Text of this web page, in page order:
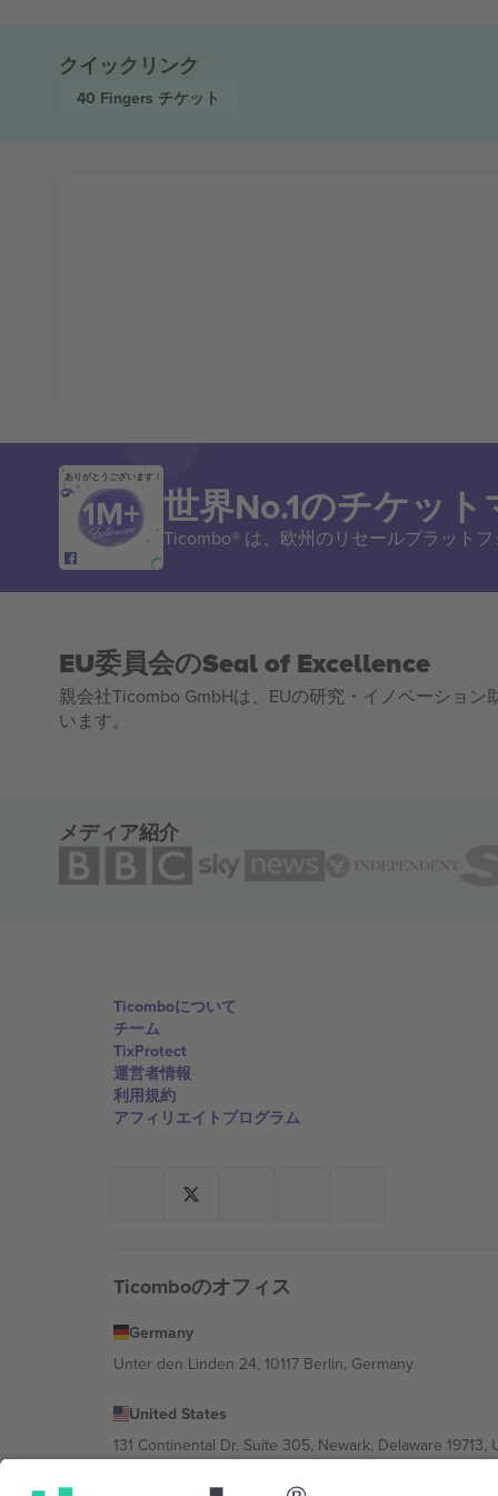
クイックリンク
40 Fingers チケット
ありがとうございます！
世界No.1のチケッ
Ticombo® は、欧州のリセールプラット
EU委員会のSeal of Excellence
親会社Ticombo GmbHは、EUの研究・イノベーショ
います。
メディア紹介
Ticomboについて
チーム
TixProtect
運営者情報
利用規約
アフィリエイトプログラム
Ticomboのオフィス
Germany
Unter den Linden 24, 10117 Berlin, Germany
United States
131 Continental Dr, Suite 305, Newark, Delaware 19713,